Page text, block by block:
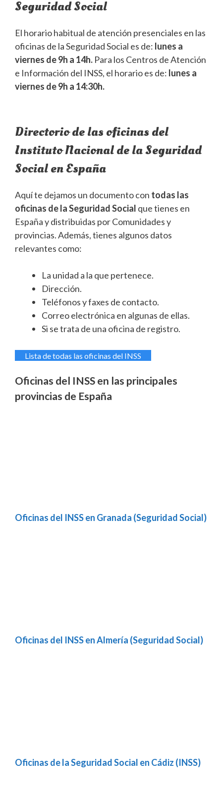
Seguridad Social
El horario habitual de atención presenciales en las
oficinas de la Seguridad Social es de: lunes a
viernes de 9h a 14h. Para los Centros de Atención
e Información del INSS, el horario es de: lunes a
viernes de 9h a 14:30h.
Directorio de las oficinas del
Instituto Nacional de la Seguridad
Social en España
Aquí te dejamos un documento con todas las
oficinas de la Seguridad Social que tienes en
España y distribuidas por Comunidades y
provincias. Además, tienes algunos datos
relevantes como:
La unidad a la que pertenece.
Dirección.
Teléfonos y faxes de contacto.
Correo electrónica en algunas de ellas.
Si se trata de una oficina de registro.
Lista de todas las oficinas del INSS
Oficinas del INSS en las principales
provincias de España
Oficinas del INSS en Granada (Seguridad Social)
Oficinas del INSS en Almería (Seguridad Social)
Oficinas de la Seguridad Social en Cádiz (INSS)